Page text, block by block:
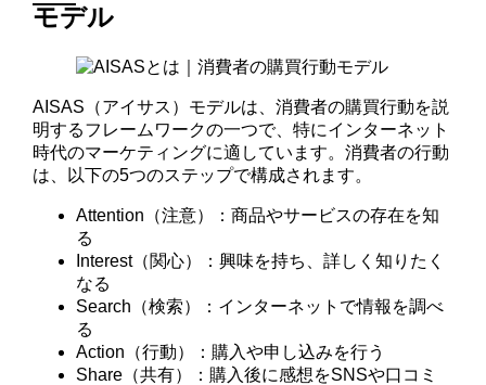
モデル
AISAS（アイサス）モデルは、消費者の購買行動を説
明するフレームワークの一つで、特にインターネット
時代のマーケティングに適しています。消費者の行動
は、以下の5つのステップで構成されます。
Attention（注意）：商品やサービスの存在を知
る
Interest（関心）：興味を持ち、詳しく知りたく
なる
Search（検索）：インターネットで情報を調べ
る
Action（行動）：購入や申し込みを行う
Share（共有）：購入後に感想をSNSや口コミ